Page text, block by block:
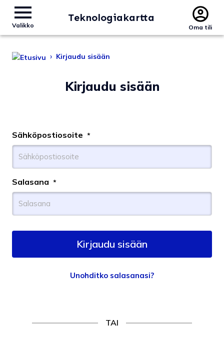
Valikko
Teknologiakartta
Oma tili
› Kirjaudu sisään
Kirjaudu sisään
Sähköpostiosoite *
Salasana *
Unohditko salasanasi?
TAI